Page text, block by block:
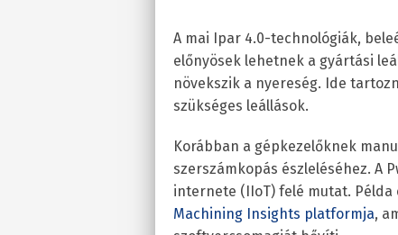
A mai Ipar 4.0-technológiák,
előnyösek lehetnek a gyártási
növekszik a nyereség. Ide
szükséges leállások.
Korábban a gépkezelőknek
szerszámkopás észleléséhez. A
internete (IIoT) felé mutat.
Machining Insights platformja,